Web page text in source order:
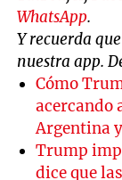
WhatsApp.
Y recuerda
nuestra app.
Cómo
acercando
Argentina
Trump
dice que